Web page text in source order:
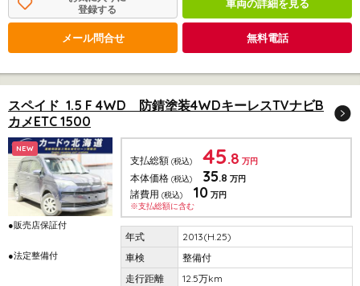
登録する
車両の詳細を見る
メール問合せ 無料電話
スペイド 1.5 F 4WD 防錆塗装4WDキーレスTVナビB
カメETC 1500
NEW
●販売店保証付
●法定整備付
支払総額 (税込) 45.8 万円
本体価格 (税込) 35.8 万円
諸費用 (税込) 10 万円
※支払総額に含む
2013(H.25)
整備付
12.5万km